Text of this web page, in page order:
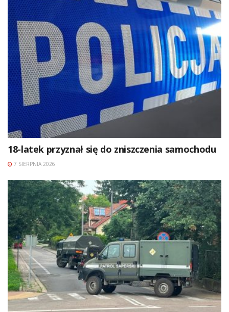
18-latek przyznał się do zniszczenia samochodu
7 SIERPNIA 2026